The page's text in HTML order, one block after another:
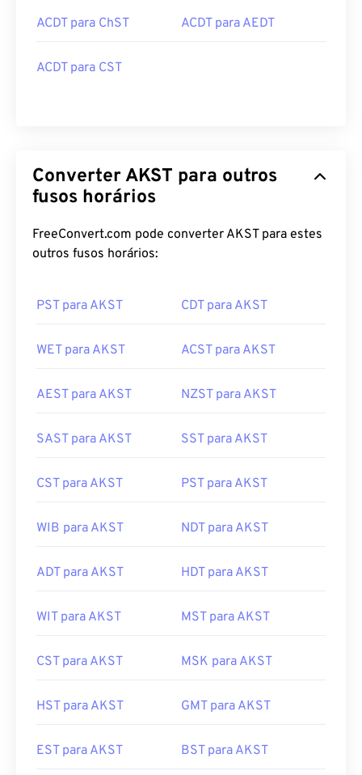
ACDT para ChST ACDT para AEDT
ACDT para CST
Converter AKST para outros
fusos horários
FreeConvert.com pode converter AKST para estes
outros fusos horários:
PST para AKST CDT para AKST
WET para AKST ACST para AKST
AEST para AKST NZST para AKST
SAST para AKST SST para AKST
CST para AKST PST para AKST
WIB para AKST NDT para AKST
ADT para AKST HDT para AKST
WIT para AKST MST para AKST
CST para AKST MSK para AKST
HST para AKST GMT para AKST
EST para AKST BST para AKST